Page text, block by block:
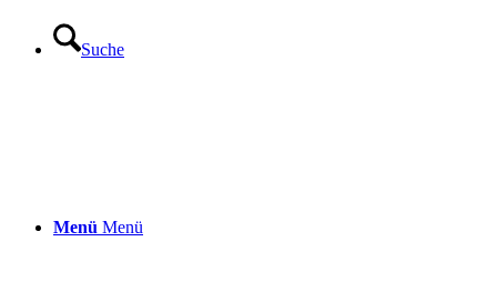
Suche
Menü Menü